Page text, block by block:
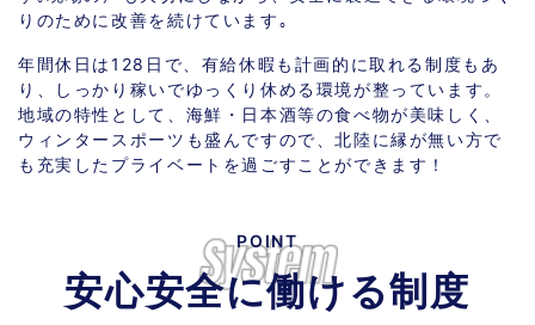
りのために改善を続けています｡
年間休日は128日で、有給休暇も計画的に取れる制度もあ
り、しっかり稼いでゆっくり休める環境が整っています。
地域の特性として、海鮮・日本酒等の食べ物が美味しく、
ウィンタースポーツも盛んですので、北陸に縁が無い方で
も充実したプライベートを過ごすことができます！
POINT
安心安全に働ける制度